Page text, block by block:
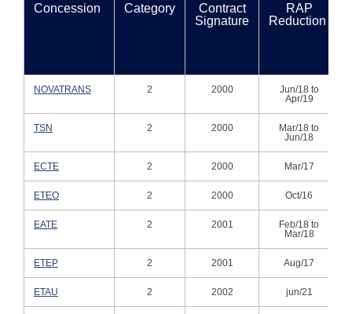
Concession Category
Contract
Signature
RAP
Reduction
NOVATRANS 2 2000
Jun/18 to
Apr/19
TSN 2 2000
Mar/18 to
Jun/18
ECTE 2 2000 Mar/17
ETEO 2 2000 Oct/16
EATE 2 2001
Feb/18 to
Mar/18
ETEP 2 2001 Aug/17
ETAU 2 2002 jun/21